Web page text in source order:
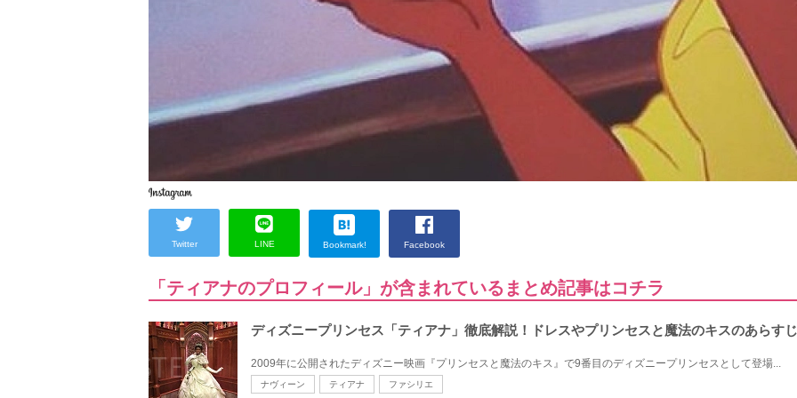
Twitter LINE Bookmark! Facebook
「ティアナのプロフィール」が含まれているまとめ記事はコチラ
ディズニープリンセス「ティアナ」徹底解説！ドレスやプリンセスと魔法のキスのあらすじ
2009年に公開されたディズニー映画『プリンセスと魔法のキス』で9番目のディズニープリンセスとして登場...
ナヴィーン ティアナ ファシリエ